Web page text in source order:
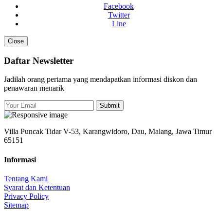
Facebook
Twitter
Line
Close
Daftar Newsletter
Jadilah orang pertama yang mendapatkan informasi diskon dan
penawaran menarik
Submit
Villa Puncak Tidar V-53, Karangwidoro, Dau, Malang, Jawa Timur
65151
Informasi
Tentang Kami
Syarat dan Ketentuan
Privacy Policy
Sitemap